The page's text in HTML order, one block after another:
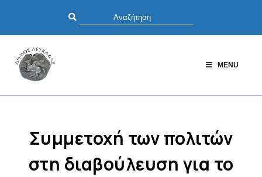
MENU
Συμμετοχή των πολιτών
στη διαβούλευση για το